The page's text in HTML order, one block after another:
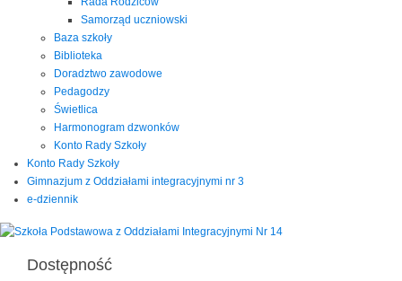
Samorząd uczniowski
Baza szkoły
Biblioteka
Doradztwo zawodowe
Pedagodzy
Świetlica
Harmonogram dzwonków
Konto Rady Szkoły
Konto Rady Szkoły
Gimnazjum z Oddziałami integracyjnymi nr 3
e-dziennik
Dostępność